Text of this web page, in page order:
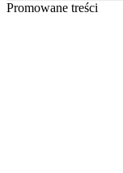
Promowane treści